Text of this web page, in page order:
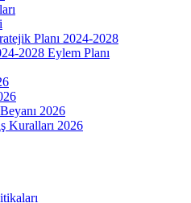
Planı 2024-2028
2028 Eylem Planı
2026
Kuralları 2026